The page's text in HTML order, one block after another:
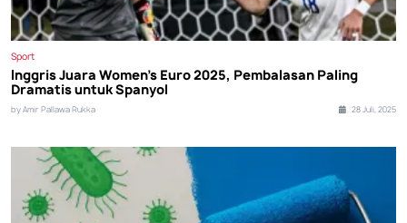
Sport
Inggris Juara Women's Euro 2025, Pembalasan Paling
Dramatis untuk Spanyol
by Amir Pallawa Rukka 28 Juli, 2025